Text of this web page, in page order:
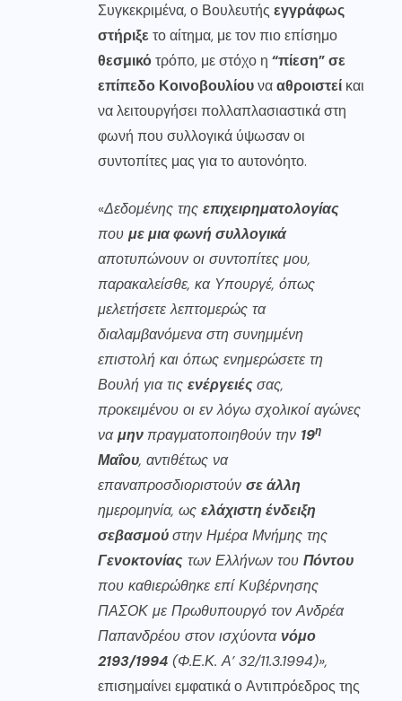
Συγκεκριμένα, ο Βουλευτής εγγράφως
στήριξετο αίτημα, με τον πιο επίσημο
θεσμικότρόπο, με στόχο η “πίεση” σε
επίπεδο Κοινοβουλίουνααθροιστεί και
να λειτουργήσει πολλαπλασιαστικά στη
φωνή που συλλογικά ύψωσαν οι
συντοπίτες μας για το αυτονόητο.
«Δεδομένης της επιχειρηματολογίας
που με μια φωνή συλλογικά
αποτυπώνουν οι συντοπίτες μου,
παρακαλείσθε, κα Υπουργέ, όπως
μελετήσετε λεπτομερώς τα
διαλαμβανόμενα στη συνημμένη
επιστολή και όπως ενημερώσετε τη
Βουλή για τις ενέργειέςσας,
προκειμένου οι εν λόγω σχολικοί αγώνες
ναμην πραγματοποιηθούν την 19η
Μαΐου, αντιθέτως να
επαναπροσδιοριστούν σε άλλη
ημερομηνία, ως ελάχιστη ένδειξη
σεβασμούστην Ημέρα Μνήμης της
Γενοκτονίας των Ελλήνων του Πόντου
που καθιερώθηκε επί Κυβέρνησης
ΠΑΣΟΚ με Πρωθυπουργό τον Ανδρέα
Παπανδρέου στον ισχύοντα νόμο
2193/1994 (Φ.Ε.Κ. Α’ 32/11.3.1994)»,
επισημαίνει εμφατικά ο Αντιπρόεδρος της